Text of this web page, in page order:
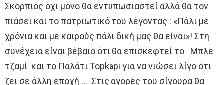
Σκορπιός όχι μόνο θα εντυπωσιαστεί αλλά θα τον
πιάσει και το πατριωτικό του λέγοντας : «Πάλι με
χρόνια και με καιρούς πάλι δική μας θα είναι»! Στη
συνέχεια είναι βέβαιο ότι θα επισκεφτεί το Μπλε
τζαμί και το Παλάτι Topkapi για να νιώσει λίγο ότι
ζει σε άλλη εποχή … Στις αγορές του σίγουρα θα